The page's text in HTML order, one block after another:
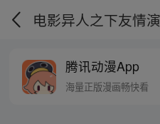
腾讯动漫App
海量正版漫画畅快看